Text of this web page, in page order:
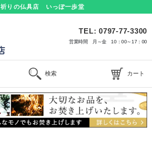
祈りの仏具店 いっぽ一歩堂
TEL: 0797-77-3300
営業時間 月～金 10：00～17：00
検索 カート